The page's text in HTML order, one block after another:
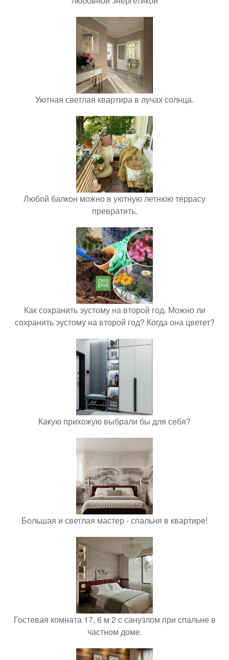
Уютная светлая квартира в лучах солнца.
Любой балкон можно в уютную летнюю террасу
превратить.
Как сохранить эустому на второй год. Можно ли
сохранить эустому на второй год? Когда она цветет?
Какую прихожую выбрали бы для себя?
Большая и светлая мастер - спальня в квартире!
Гостевая комната 17, 6 м 2 с санузлом при спальне в
частном доме.